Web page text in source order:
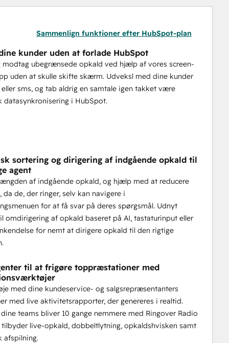
opkaldsoversigter udskrifter og indsigt
Udstyr agenter med den information, de har brug for
Sammenlign funktioner efter HubSpot-plan
kunder uden at forlade HubSpot
modtag ubegrænsede opkald ved hjælp af vores screen-
uden at skulle skifte skærm. Udveksl med dine kunder
sms, og tab aldrig en samtale igen takket være
datasynkronisering i HubSpot.
sortering og dirigering af indgående opkald til
agent
af indgående opkald, og hjælp med at reducere
da de, der ringer, selv kan navigere i
for at få svar på deres spørgsmål. Udnyt
omdirigering af opkald baseret på AI, tastaturinput eller
for nemt at dirigere opkald til den rigtige
til at frigøre toppræstationer med
med dine kundeservice- og salgsrepræsentanters
med live aktivitetsrapporter, der genereres i realtid.
teams bliver 10 gange nemmere med Ringover Radio
tilbyder live-opkald, dobbeltlytning, opkaldshvisken samt
afspilning.